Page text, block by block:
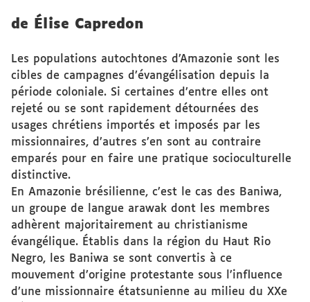
Publications
de Élise Capredon
Les populations autochtones d’Amazonie sont les
cibles de campagnes d’évangélisation depuis la
période coloniale. Si certaines d’entre elles ont
rejeté ou se sont rapidement détournées des
usages chrétiens importés et imposés par les
missionnaires, d’autres s’en sont au contraire
emparés pour en faire une pratique socioculturelle
distinctive.
En Amazonie brésilienne, c’est le cas des Baniwa,
un groupe de langue arawak dont les membres
adhèrent majoritairement au christianisme
évangélique. Établis dans la région du Haut Rio
Negro, les Baniwa se sont convertis à ce
mouvement d’origine protestante sous l’influence
d’une missionnaire étatsunienne au milieu du XXe